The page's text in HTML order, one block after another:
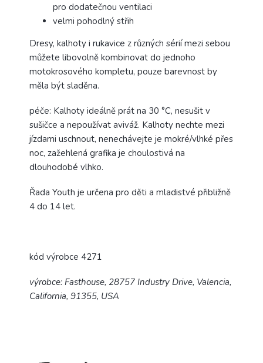
pro dodatečnou ventilaci
velmi pohodlný střih
Dresy, kalhoty i rukavice z různých sérií mezi sebou
můžete libovolně kombinovat do jednoho
motokrosového kompletu, pouze barevnost by
měla být sladěna.
péče: Kalhoty ideálně prát na 30 °C, nesušit v
sušičce a nepoužívat aviváž. Kalhoty nechte mezi
jízdami uschnout, nenechávejte je mokré/vlhké přes
noc, zažehlená grafika je choulostivá na
dlouhodobé vlhko.
Řada Youth je určena pro děti a mladistvé přibližně
4 do 14 let.
kód výrobce 4271
výrobce: Fasthouse, 28757 Industry Drive, Valencia,
California, 91355, USA